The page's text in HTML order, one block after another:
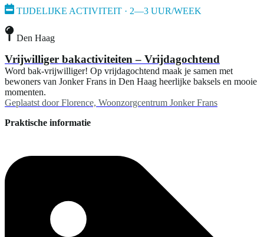
TIJDELIJKE ACTIVITEIT · 2—3 UUR/WEEK
Den Haag
Vrijwilliger bakactiviteiten – Vrijdagochtend
Word bak-vrijwilliger! Op vrijdagochtend maak je samen met
bewoners van Jonker Frans in Den Haag heerlijke baksels en mooie
momenten.
Geplaatst door Florence, Woonzorgcentrum Jonker Frans
Praktische informatie